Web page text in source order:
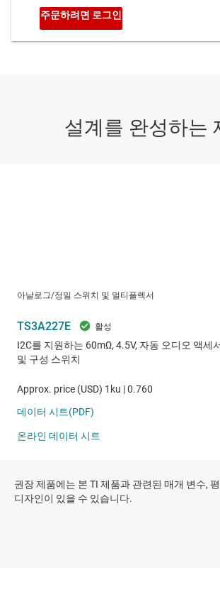
권장 제품에는 본 TI 제품과 관련된 매개 변수,
디자인이 있을 수 있습니다.